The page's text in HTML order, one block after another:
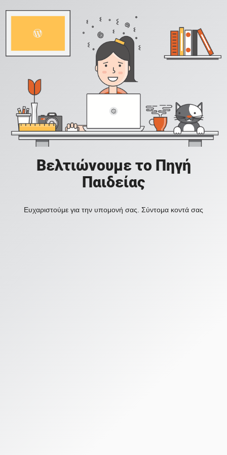
Βελτιώνουμε το Πηγή
Παιδείας
Ευχαριστούμε για την υπομονή σας. Σύντομα κοντά σας